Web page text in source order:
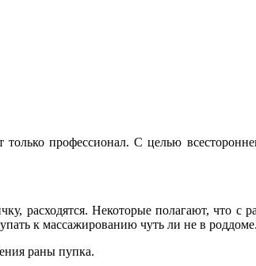
профессионал. С целью
расходятся. Некоторые полагают, что с
к массажированию чуть ли не в роддоме.
раны пупка.